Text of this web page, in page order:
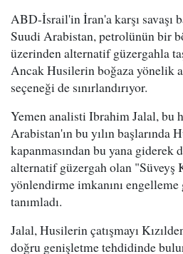
ABD-İsrail'in İran'a karşı savaşı
Suudi Arabistan, petrolünün bir
üzerinden alternatif güzergahla
Ancak Husilerin boğaza yönelik
seçeneği de sınırlandırıyor.
Yemen analisti Ibrahim Jalal, bu
Arabistan'ın bu yılın başlarında
kapanmasından bu yana giderek
alternatif güzergah olan "Süveyş
yönlendirme imkanını
tanımladı.
Jalal, Husilerin çatışmayı
doğru genişletme tehdidinde